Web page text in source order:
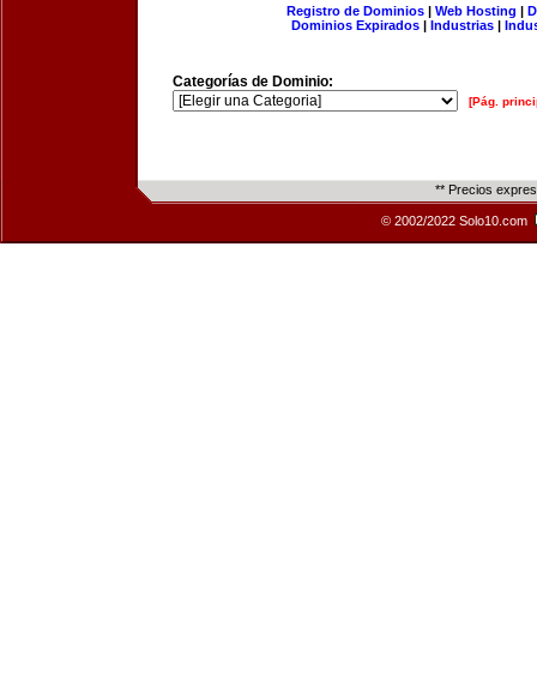
Registro de Dominios| Web Hosting |
Dominios Expirados | Industrias |
Categorías de Dominio:
[Pág.
** Precios
© 2002/2022 Solo10.com